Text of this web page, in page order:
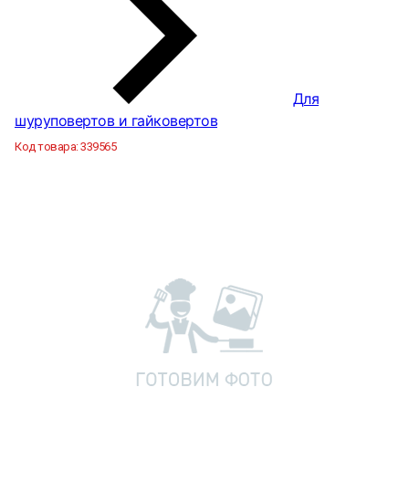
Для
шуруповертов и гайковертов
Код товара:339565